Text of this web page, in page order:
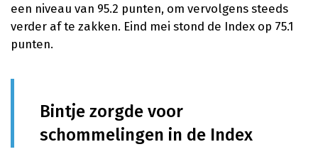
een niveau van 95.2 punten, om vervolgens steeds
verder af te zakken. Eind mei stond de Index op 75.1
punten.
Bintje zorgde voor
schommelingen in de Index